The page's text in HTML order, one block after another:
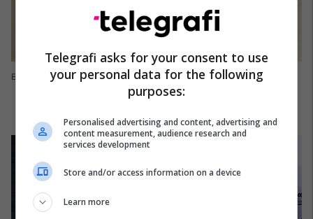
Emily Ratajkowski
Telegrafi asks for your consent to use
your personal data for the following
purposes:
Personalised advertising and content, advertising and
content measurement, audience research and
services development
Store and/or access information on a device
Learn more